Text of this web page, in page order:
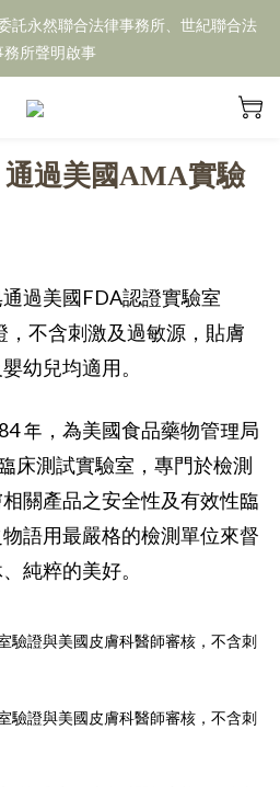
託永然聯合法律事務所、世紀聯合法
務所聲明啟事
通過美國AMA實驗
通過美國FDA認證實驗室
不含刺激及過敏源，貼膚
幼兒均適用。
年，為美國食品藥物管理局
床測試實驗室，專門於檢測
關產品之安全性及有效性臨
語用最嚴格的檢測單位來督
純粹的美好。